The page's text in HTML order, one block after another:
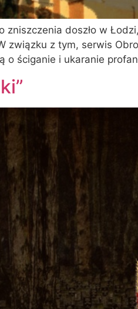
doszło w
z tym, serwis
ściganie i ukaranie